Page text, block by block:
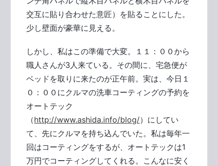
交互に貼り合わせた意匠）を貼ることにした。
少し壁面が豪華に見える。
しかし、私はこの準備で大変。１１：００から
職人さんが3人来ている。その間に、宅急便が
ベッドを取りに来たのが正午前。実は、今日１
０：００にクルマの洗車コーティングの予約を
オートテック
（http://www.ashida.info/blog/）にしてい
て、先にクルマを持ち込んでいた。私は毎年一
回はコーティングをするが、オートテックは1
万円でコーティングしてくれる。こんなに安く